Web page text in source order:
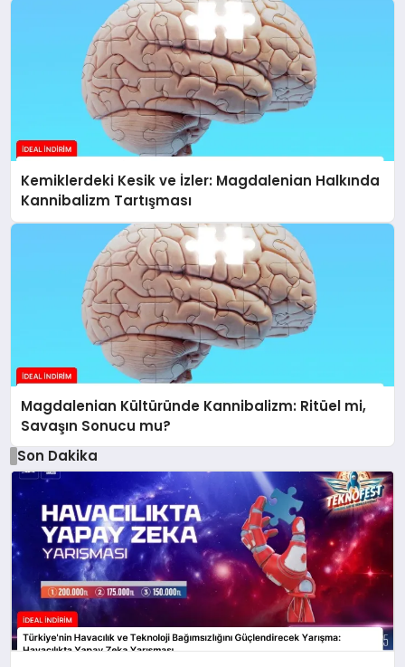
Kemiklerdeki Kesik ve İzler: Magdalenian Halkında
Kannibalizm Tartışması
Magdalenian Kültüründe Kannibalizm: Ritüel mi,
Savaşın Sonucu mu?
Son Dakika